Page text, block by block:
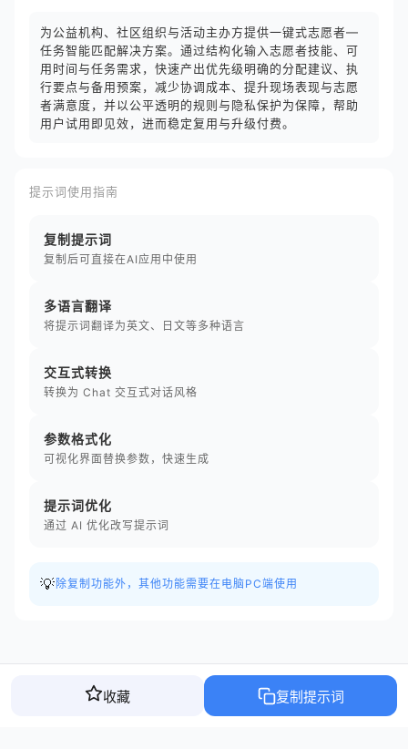
为公益机构、社区组织与活动主办方提供一键式志愿者—
任务智能匹配解决方案。通过结构化输入志愿者技能、可
用时间与任务需求，快速产出优先级明确的分配建议、执
行要点与备用预案，减少协调成本、提升现场表现与志愿
者满意度，并以公平透明的规则与隐私保护为保障，帮助
用户试用即见效，进而稳定复用与升级付费。
提示词使用指南
复制提示词
复制后可直接在AI应用中使用
多语言翻译
将提示词翻译为英文、日文等多种语言
交互式转换
转换为 Chat 交互式对话风格
参数格式化
可视化界面替换参数，快速生成
提示词优化
通过 AI 优化改写提示词
💡 除复制功能外，其他功能需要在电脑PC端使用
收藏 复制提示词